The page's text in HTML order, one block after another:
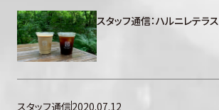
スタッフ通信：ハルニレテラ
スタッフ通信2020.07.12